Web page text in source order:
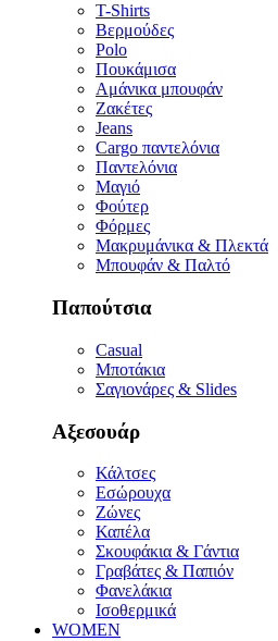
T-Shirts
Βερμούδες
Polo
Πουκάμισα
Αμάνικα μπουφάν
Ζακέτες
Jeans
Cargo παντελόνια
Παντελόνια
Μαγιό
Φούτερ
Φόρμες
Μακρυμάνικα & Πλεκτά
Μπουφάν & Παλτό
Παπούτσια
Casual
Μποτάκια
Σαγιονάρες & Slides
Αξεσουάρ
Κάλτσες
Εσώρουχα
Ζώνες
Καπέλα
Σκουφάκια & Γάντια
Γραβάτες & Παπιόν
Φανελάκια
Ισοθερμικά
WOMEN